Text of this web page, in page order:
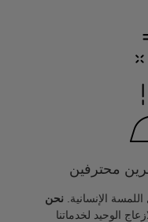
محترفين
الإنسانية. نحن
الوحيد لخدماتنا